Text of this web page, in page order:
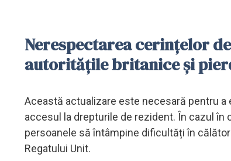
Nerespectarea cerințelor
autoritățile britanice și
Această actualizare este necesară pentru
accesul la drepturile de rezident. În cazul
persoanele să întâmpine dificultăți în
Regatului Unit.